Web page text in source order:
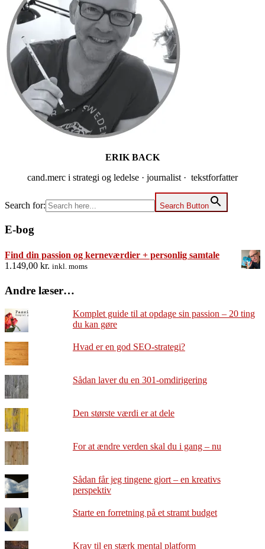
ERIK BACK
cand.merc i strategi og ledelse · journalist · tekstforfatter
Search for: Search Button
E-bog
Find din passion og kerneværdier + personlig samtale
1.149,00 kr. inkl. moms
Andre læser…
Komplet guide til at opdage sin passion – 20 ting
du kan gøre
Hvad er en god SEO-strategi?
Sådan laver du en 301-omdirigering
Den største værdi er at dele
For at ændre verden skal du i gang – nu
Sådan får jeg tingene gjort – en kreativs
perspektiv
Starte en forretning på et stramt budget
Krav til en stærk mental platform